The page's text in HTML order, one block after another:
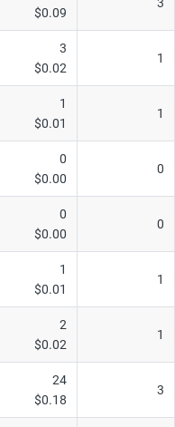
$0.09
3
$0.02
1
1
$0.01
1
0
$0.00
0
0
$0.00
0
1
$0.01
1
2
$0.02
1
24
$0.18
3